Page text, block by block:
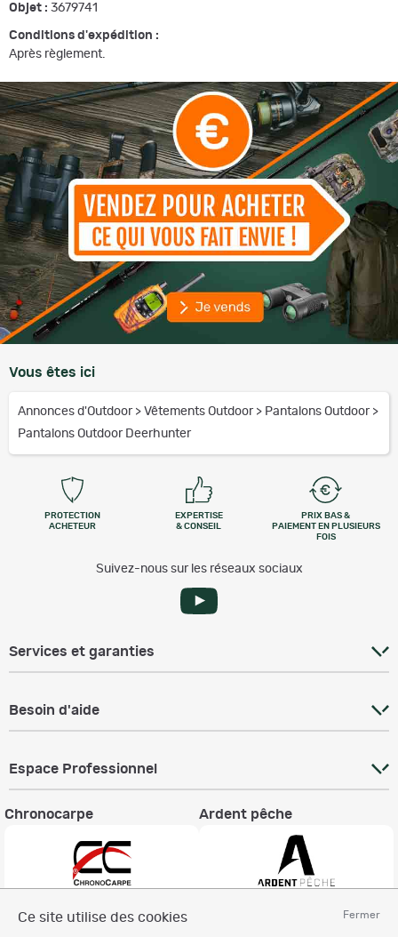
Fermer
Ce site utilise des cookies
Objet : 3679741
Conditions d'expédition :
Après règlement.
Vous êtes ici
Annonces d'Outdoor > Vêtements Outdoor > Pantalons Outdoor >
Pantalons Outdoor Deerhunter
PROTECTION
ACHETEUR
EXPERTISE
& CONSEIL
PRIX BAS &
PAIEMENT EN PLUSIEURS
FOIS
Suivez-nous sur les réseaux sociaux
Services et garanties
Besoin d'aide
Espace Professionnel
Chronocarpe Ardent pêche